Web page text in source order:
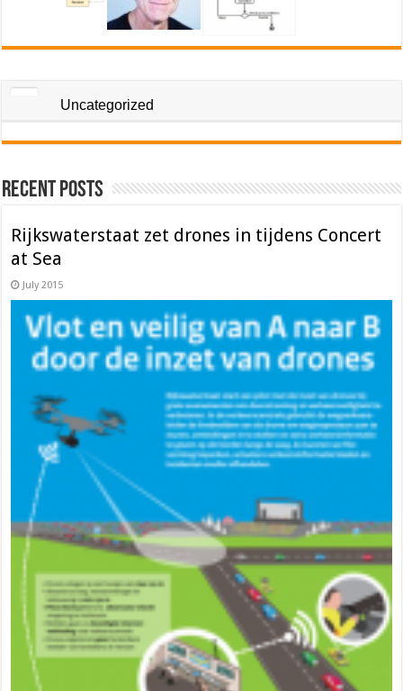
Uncategorized
Recent Posts
Rijkswaterstaat zet drones in tijdens Concert
at Sea
July 2015